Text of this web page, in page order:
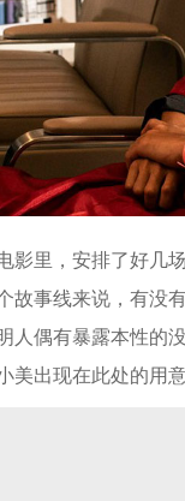
里，安排了好几
故事线来说，有没
人偶有暴露本性的
美出现在此处的用